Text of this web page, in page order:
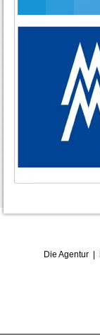
Die Agentur|